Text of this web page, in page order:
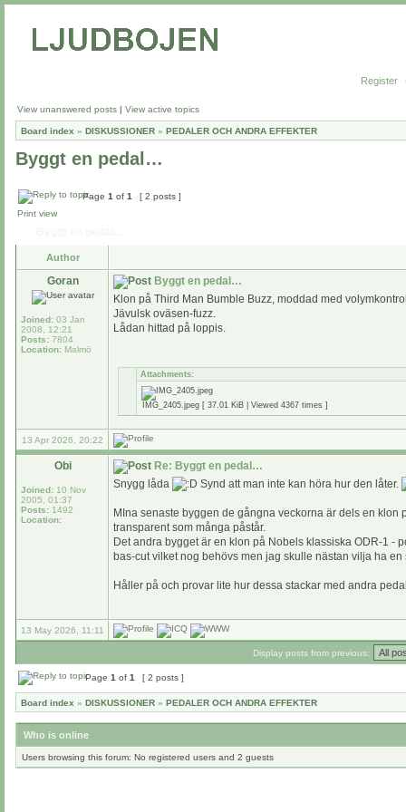
Register
View unanswered posts | View active topics
Board index » DISKUSSIONER » PEDALER OCH ANDRA EFFEKTER
Byggt en pedal…
Page 1 of 1
[ 2 posts ]
Print view
Author
Goran
Joined: 03 Jan
2008, 12:21
Posts: 7804
Location: Malmö
Byggt en pedal…
Klon på Third Man Bumble Buzz, moddad med
Jävulsk oväsen-fuzz.
Lådan hittad på loppis.
Attachments:
IMG_2405.jpeg [ 37.01 KiB | Viewed 4367 times ]
13 Apr 2026, 20:22
Obi
Joined: 10 Nov
2005, 01:37
Posts: 1492
Location:
Re: Byggt en pedal…
Snygg låda
Synd att man inte kan höra hur den låter.
MIna senaste byggen de gångna veckorna är dels en
transparent som många påstår.
Det andra bygget är en klon på Nobels klassiska ODR-1 -
bas-cut vilket nog behövs men jag skulle nästan vilja ha
Håller på och provar lite hur dessa stackar med andra
13 May 2026, 11:11
Display posts from previous:
Page 1 of 1 [ 2 posts ]
Board index » DISKUSSIONER » PEDALER OCH ANDRA EFFEKTER
Who is online
Users browsing this forum: No registered users and 2 guests